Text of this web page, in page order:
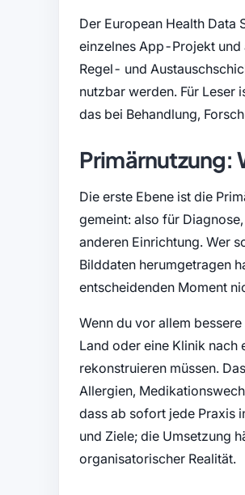
Der European Health Data
einzelnes App-Projekt und
Regel- und
nutzbar werden. Für Leser
das bei Behandlung,
Primärnutzung:
Die erste Ebene ist die
gemeint: also für
anderen Einrichtung. Wer
Bilddaten herumgetragen
entscheidenden Moment
Wenn du vor allem
Land oder eine Klinik nach
rekonstruieren müssen.
Allergien,
dass ab sofort jede Praxis
und Ziele; die Umsetzung
organisatorischer Realität.